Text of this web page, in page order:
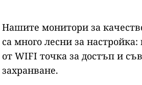
Нашите монитори за
са много лесни за
от WIFI точка за достъп и
захранване.